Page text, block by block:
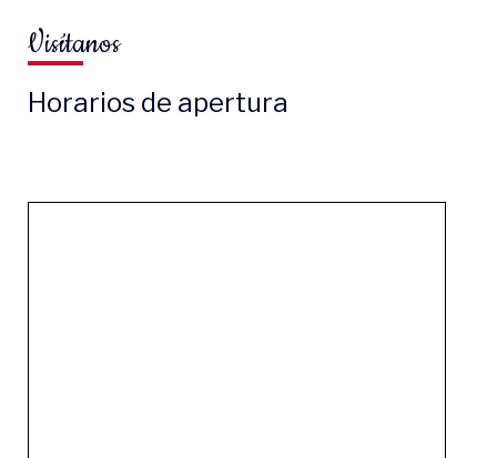
Visítanos
Horarios de apertura